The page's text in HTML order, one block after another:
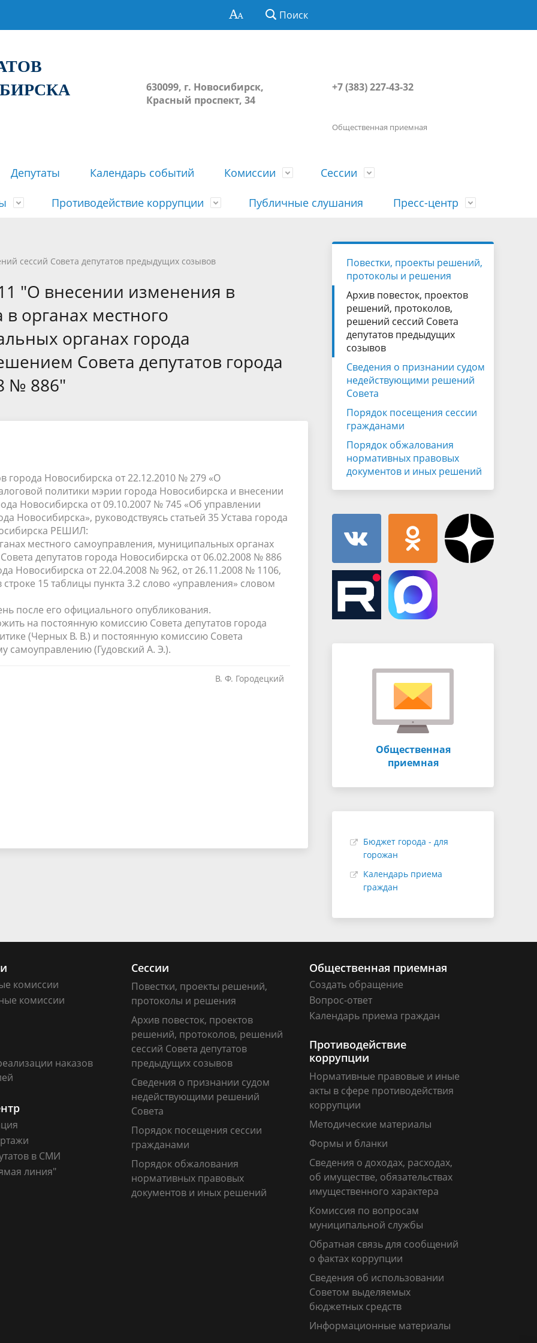
Поиск
630099, г. Новосибирск,
Красный проспект, 34
+7 (383) 227-43-32
Общественная приемная
История
Муниципальная служба
о проверках Контакты Объявления
Депутаты Календарь событий Комиссии Сессии
решений сессий Совета
предыдущих созывов
недействующими решений Совета
Порядок посещения сессии
гражданами
Порядок обжалования нормативных
Противодействие коррупции
Сведения о доходах, расходах, об
имуществе, обязательствах
имущественного характера
Информационные материалы
Публичные слушания Пресс-центр
Наша "Прямая линия"
сессий Совета депутатов предыдущих созывов
"О внесении изменения в
органах местного
органах города
Совета депутатов города
№ 886"
города Новосибирска от 22.12.2010 № 279 «О
политики мэрии города Новосибирска и внесении
Новосибирска от 09.10.2007 № 745 «Об управлении
Новосибирска», руководствуясь статьей 35 Устава города
РЕШИЛ:
местного самоуправления, муниципальных органах
депутатов города Новосибирска от 06.02.2008 № 886
Новосибирска от 22.04.2008 № 962, от 26.11.2008 № 1106,
15 таблицы пункта 3.2 слово «управления» словом
после его официального опубликования.
на постоянную комиссию Совета депутатов города
(Черных В. В.) и постоянную комиссию Совета
самоуправлению (Гудовский А. Э.).
В. Ф. Городецкий
Повестки, проекты решений,
протоколы и решения
Архив повесток, проектов
решений, протоколов,
решений сессий Совета
депутатов предыдущих
созывов
Сведения о признании судом
недействующими решений
Совета
Порядок посещения сессии
гражданами
Порядок обжалования
нормативных правовых
документов и иных решений
Общественная
приемная
Бюджет города - для
горожан
Календарь приема
граждан
комиссии
комиссии
Сессии
Повестки, проекты решений,
протоколы и решения
Архив повесток, проектов
решений, протоколов, решений
сессий Совета депутатов
предыдущих созывов
Сведения о признании судом
недействующими решений
Совета
Порядок посещения сессии
гражданами
Порядок обжалования
нормативных правовых
документов и иных решений
Общественная приемная
Создать обращение
Вопрос-ответ
Календарь приема граждан
наказов
Противодействие
коррупции
Нормативные правовые и иные
акты в сфере противодействия
коррупции
Методические материалы
Формы и бланки
Сведения о доходах, расходах,
об имуществе, обязательствах
имущественного характера
Комиссия по вопросам
муниципальной службы
Обратная связь для сообщений
о фактах коррупции
Сведения об использовании
Советом выделяемых
бюджетных средств
Информационные материалы
в СМИ
линия"